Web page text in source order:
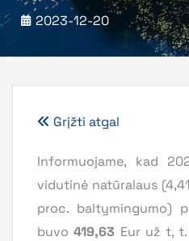
2023-12-20
Grįžti atgal
Informuojame, kad
vidutinė natūralaus
proc. baltymingumo)
buvo419,63 Eur už t,